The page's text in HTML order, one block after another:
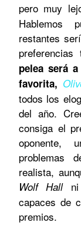
pero muy
Hablemos
restantes
pelea será
favorita,
todos los
del año.
consiga el
oponente,
problemas
realista,
Wolf Hallni
capaces de
premios.